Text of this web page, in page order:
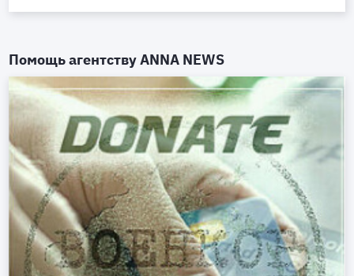
Помощь агентствуANNA NEWS